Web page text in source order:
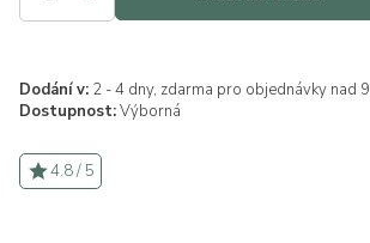
Dodání v: 2 - 4 dny, zdarma pro objednávky nad
Dostupnost:Výborná
4.8 / 5